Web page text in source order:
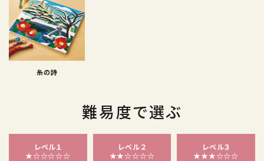
糸の詩
難易度で選ぶ
レベル１
★☆☆☆☆☆
レベル２
★★☆☆☆☆
レベル３
★★★☆☆☆